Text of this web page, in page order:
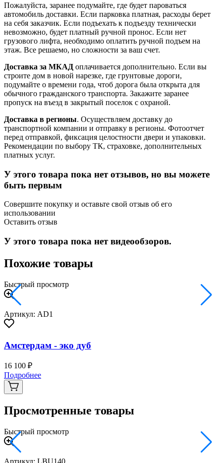
Пожалуйста, заранее подумайте, где будет пароваться
автомобиль доставки. Если парковка платная, расходы берет
на себя заказчик. Если подъехать к подъезду технически
невозможно, будет платный ручной пронос. Если нет
грузового лифта, необходимо оплатить ручной подъем на
этаж. Все решаемо, но сложности за ваш счет.
Доставка за МКАД оплачивается дополнительно. Если вы
строите дом в новой нарезке, где грунтовые дороги,
подумайте о времени года, чтоб дорога была открыта для
обычного гражданского транспорта. Закажите заранее
пропуск на въезд в закрытый поселок с охраной.
Доставка в регионы. Осуществляем доставку до
транспортной компании и отправку в регионы. Фотоотчет
перед отправкой, фиксация целостности двери и упаковки.
Рекомендации по выбору ТК, страховке, дополнительных
платных услуг.
У этого товара пока нет отзывов, но вы можете
быть первым
Совершите покупку и оставьте свой отзыв об его
использовании
Оставить отзыв
У этого товара пока нет видеообзоров.
Похожие товары
Быстрый просмотр
Артикул: AD1
Амстердам - эко дуб
16 100 ₽
Подробнее
Просмотренные товары
Быстрый просмотр